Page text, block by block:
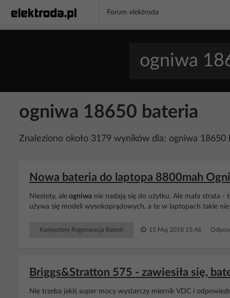
Forum elektroda
ogniwa 18650 bateria
Znaleziono około 3179 wyników dla: ogniwa 18650
Nowa bateria do laptopa 8800mah
Niestety, ale ogniwa nie nadają się do użytku. Ale mała strata
używa się modeli wysokoprądowych, a te w laptopach takie nie
Komputery Regeneracja Baterii 15 Maj 2018 15:46
Briggs&Stratton 575 - zawiesiła się,
Nie trzeba jakiś super mocy wystarczy miernik VDC i